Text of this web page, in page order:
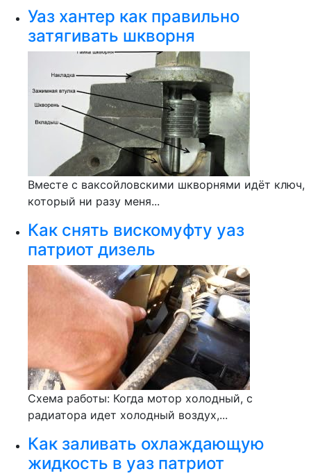
Уаз хантер как правильно
затягивать шкворня
Вместе с ваксойловскими шкворнями идёт ключ,
который ни разу меня...
Как снять вискомуфту уаз
патриот дизель
Схема работы: Когда мотор холодный, с
радиатора идет холодный воздух,...
Как заливать охлаждающую
жидкость в уаз патриот